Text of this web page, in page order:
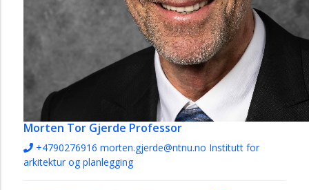
Morten Tor Gjerde Professor
+4790276916 morten.gjerde@ntnu.no Institutt for
arkitektur og planlegging